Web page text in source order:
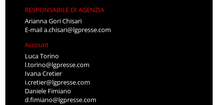
RESPONSABILE DI AGENZIA
Arianna Gori Chisari
E-maila.chisari@lgpresse.com
Account
Luca Torino
l.torino@lgpresse.com
Ivana Cretier
i.cretier@lgpresse.com
Daniele Fimiano
d.fimiano@lgpresse.com